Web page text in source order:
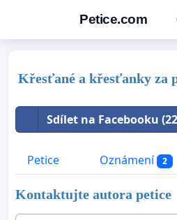
Petice.com
Křesťané a křesťanky za
Sdílet na Facebooku
Petice Oznámení 2
Kontaktujte autora petice